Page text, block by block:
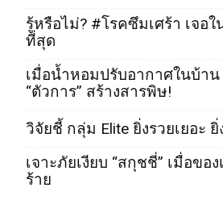
รู้หรือไม่? #โรคซึมเศร้า เจอ
ที่สุด
เมื่อน้ำหอมปรับอากาศในบ้าน
“ตัวการ” สร้างสารพิษ!
วิจัยชี้ กลุ่ม Elite ยิ่งรวยเยอะ
เจาะภัยเงียบ “สกุชชี่” เมื่อขอ
ร้าย